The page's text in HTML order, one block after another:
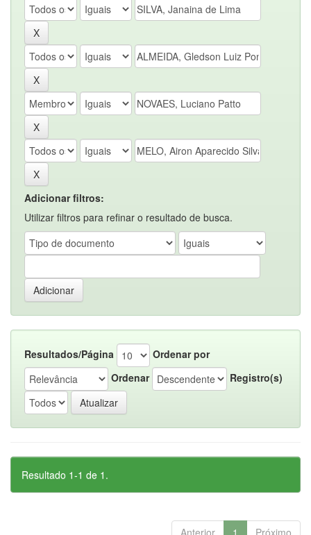
Adicionar filtros:
Utilizar filtros para refinar o resultado de busca.
Resultados/Página
Ordenar por
Ordenar
Registro(s)
Resultado 1-1 de 1.
Anterior 1 Próximo